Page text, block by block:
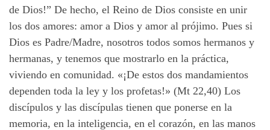
de Dios!” De hecho, el Reino de Dios consiste en unir
los dos amores: amor a Dios y amor al prójimo. Pues si
Dios es Padre/Madre, nosotros todos somos hermanos y
hermanas, y tenemos que mostrarlo en la práctica,
viviendo en comunidad. «¡De estos dos mandamientos
dependen toda la ley y los profetas!» (Mt 22,40) Los
discípulos y las discípulas tienen que ponerse en la
memoria, en la inteligencia, en el corazón, en las manos